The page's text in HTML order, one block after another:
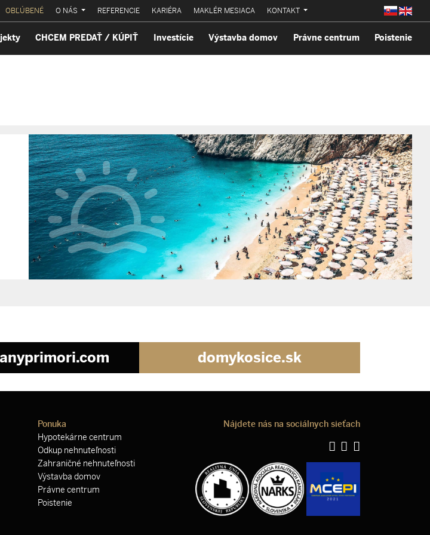
OBĽÚBENÉ O NÁS REFERENCIE KARIÉRA MAKLÉR MESIACA KONTAKT
CHCEM PREDAŤ / KÚPIŤ Investície Výstavba domov Právne centrum Poistenie
domykosice.sk
Ponuka
Hypotekárne centrum
Odkup nehnuteľnosti
Zahraničné nehnuteľnosti
Výstavba domov
Právne centrum
Poistenie
Nájdete nás na sociálnych sieťach